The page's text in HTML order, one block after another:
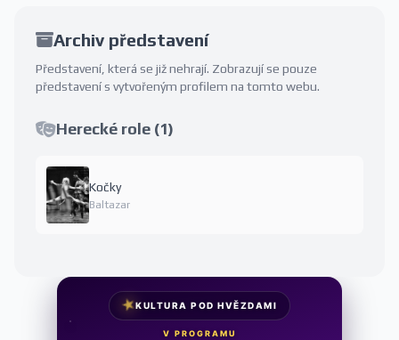
Archiv představení
Představení, která se již nehrají. Zobrazují se pouze
představení s vytvořeným profilem na tomto webu.
Herecké role (1)
Kočky
Baltazar
★KULTURA POD HVĚZDAMI
V PROGRAMU